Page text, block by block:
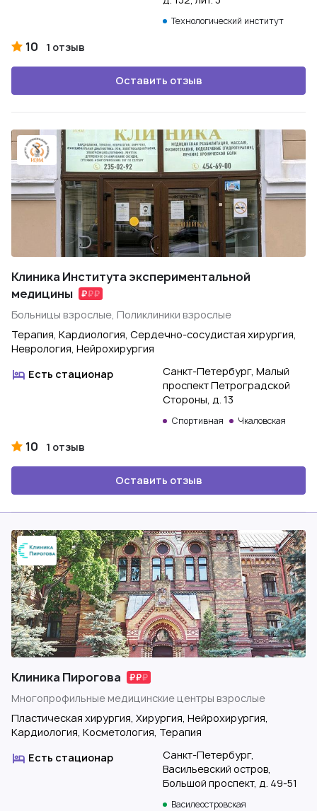
Технологический институт
10 1 отзыв
Оставить отзыв
Клиника Института экспериментальной
медицины
Больницы взрослые, Поликлиники взрослые
Терапия, Кардиология, Сердечно-сосудистая хирургия,
Неврология, Нейрохирургия
Есть стационар
Санкт-Петербург, Малый
проспект Петроградской
Стороны, д. 13
Спортивная Чкаловская
10 1 отзыв
Оставить отзыв
Клиника Пирогова
Многопрофильные медицинские центры взрослые
Пластическая хирургия, Хирургия, Нейрохирургия,
Кардиология, Косметология, Терапия
Есть стационар
Санкт-Петербург,
Васильевский остров,
Большой проспект, д. 49-51
Василеостровская